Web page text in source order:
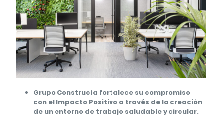
Grupo Construcía fortalece su compromiso
con el Impacto Positivo a través de la creación
de un entorno de trabajo saludable y circular.